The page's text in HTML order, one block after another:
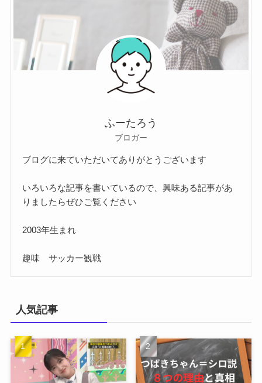
ふーたろう
ブロガー
ブログに来ていただいてありがとうございます
いろいろな記事を書いているので、興味ある記事があ
りましたらぜひご覧ください
2003年生まれ
趣味 サッカー観戦
人気記事